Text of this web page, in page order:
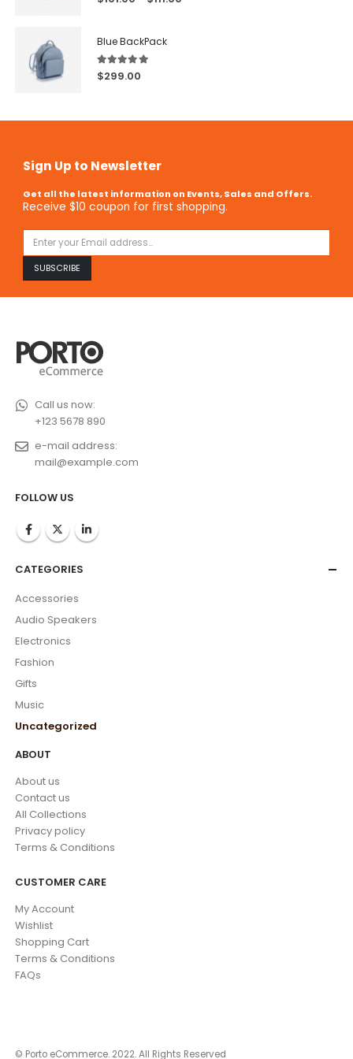
Blue BackPack
5.00out of 5
$299.00
Sign Up to Newsletter
Get all the latest information on Events, Sales and Offers.
Receive $10 coupon for first shopping.
Call us now:
+123 5678 890
e-mail address:
mail@example.com
FOLLOW US
CATEGORIES
Accessories
Audio Speakers
Electronics
Fashion
Gifts
Music
Uncategorized
ABOUT
About us
Contact us
All Collections
Privacy policy
Terms & Conditions
CUSTOMER CARE
My Account
Wishlist
Shopping Cart
Terms & Conditions
FAQs
© Porto eCommerce. 2022. All Rights Reserved